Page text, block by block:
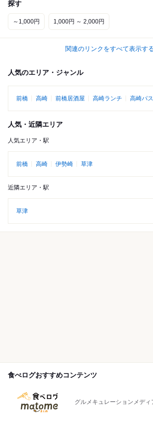
探す
～1,000円 1,000円 ～ 2,000円
関連のリンクをすべて表示す
人気のエリア・ジャンル
前橋 高崎 前橋居酒屋 高崎ランチ 高崎パ
人気・近隣エリア
人気エリア・駅
前橋 高崎 伊勢崎 草津
近隣エリア・駅
草津
食べログおすすめコンテンツ
グルメキュレーションメディ